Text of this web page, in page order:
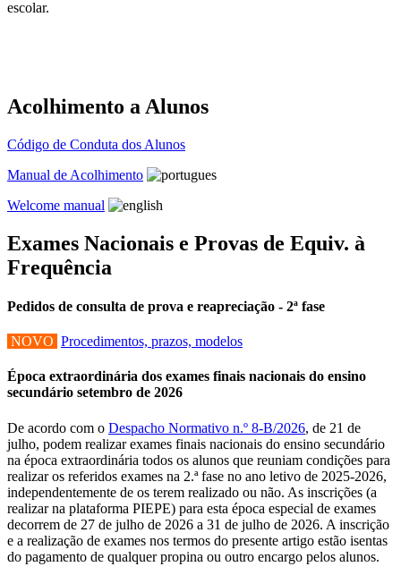
escolar.
Acolhimento a Alunos
Código de Conduta dos Alunos
Manual de Acolhimento
Welcome manual
Exames Nacionais e Provas de Equiv. à
Frequência
Pedidos de consulta de prova e reapreciação - 2ª fase
NOVO Procedimentos, prazos, modelos
Época extraordinária dos exames finais nacionais do ensino
secundário setembro de 2026
De acordo com o Despacho Normativo n.º 8-B/2026, de 21 de
julho, podem realizar exames finais nacionais do ensino secundário
na época extraordinária todos os alunos que reuniam condições para
realizar os referidos exames na 2.ª fase no ano letivo de 2025-2026,
independentemente de os terem realizado ou não. As inscrições (a
realizar na plataforma PIEPE) para esta época especial de exames
decorrem de 27 de julho de 2026 a 31 de julho de 2026. A inscrição
e a realização de exames nos termos do presente artigo estão isentas
do pagamento de qualquer propina ou outro encargo pelos alunos.